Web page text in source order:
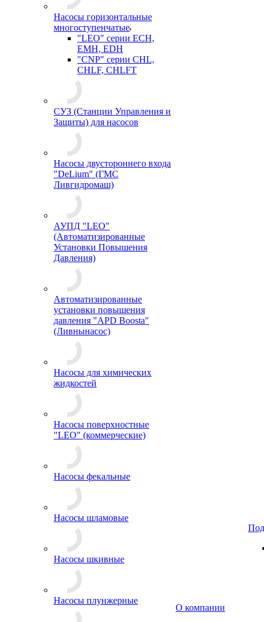
Насосы горизонтальные
многоступенчатые
"LEO" серии ECH,
EMH, EDH
"CNP" серии CHL,
CHLF, CHLFT
СУЗ (Станции Управления и
Защиты) для насосов
Насосы двустороннего входа
"DeLium" (ГМС
Ливгидромаш)
АУПД "LEO"
(Автоматизированные
Установки Повышения
Давления)
Автоматизированные
установки повышения
давления "APD Boosta"
(Ливнынасос)
Насосы для химических
жидкостей
Насосы поверхностные
"LEO" (коммерческие)
Насосы фекальные
Насосы шламовые
Насосы шкивные
Насосы плунжерные
О компании